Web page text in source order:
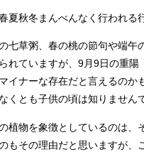
夏秋冬まんべんなく行われる
七草粥、春の桃の節句や端午
れていますが、9月9日の重陽
イナーな存在だと言えるのか
くとも子供の頃は知りません
植物を象徴としているのは、
もその理由だと思いますが、